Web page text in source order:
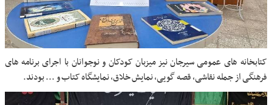
کتابخانه های عمومی سیرجان نیز میزبان کودکان و نوجوانان با اجرای برنامه های
فرهنگی از جمله نقاشی، قصه گویی، نمایش خلاق، نمایشگاه کتاب و ... بودند.